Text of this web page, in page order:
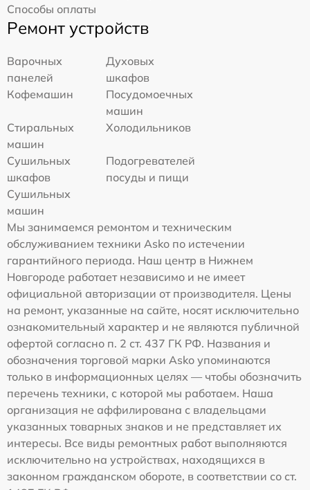
Способы оплаты
Ремонт устройств
Варочных
панелей
Духовых
шкафов
Кофемашин
Посудомоечных
машин
Стиральных
машин
Холодильников
Сушильных
шкафов
Подогревателей
посуды и пищи
Сушильных
машин
Мы занимаемся ремонтом и техническим
обслуживанием техники Asko по истечении
гарантийного периода. Наш центр в Нижнем
Новгороде работает независимо и не имеет
официальной авторизации от производителя. Цены
на ремонт, указанные на сайте, носят исключительно
ознакомительный характер и не являются публичной
офертой согласно п. 2 ст. 437 ГК РФ. Названия и
обозначения торговой марки Asko упоминаются
только в информационных целях — чтобы обозначить
перечень техники, с которой мы работаем. Наша
организация не аффилирована с владельцами
указанных товарных знаков и не представляет их
интересы. Все виды ремонтных работ выполняются
исключительно на устройствах, находящихся в
законном гражданском обороте, в соответствии со ст.